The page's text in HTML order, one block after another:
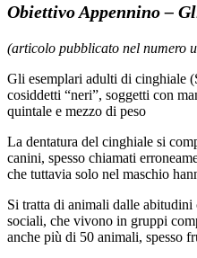
Obiettivo Appennino –
(articolo pubblicato nel numero
Gli esemplari adulti di cinghiale
cosiddetti “neri”, soggetti con
quintale e mezzo di peso
La dentatura del cinghiale si
canini, spesso chiamati
che tuttavia solo nel maschio
Si tratta di animali dalle
sociali, che vivono in gruppi
anche più di 50 animali, spesso